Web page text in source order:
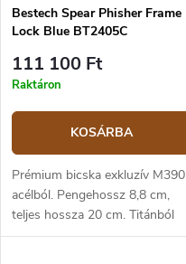
Bestech Spear Phisher Frame
Lock Blue BT2405C
111 100 Ft
Raktáron
KOSÁRBA
Prémium bicska exkluzív M390
acélból. Pengehossz 8,8 cm,
teljes hossza 20 cm. Titánból
készült markolat és kék